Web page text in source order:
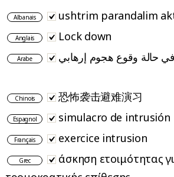
Albanais ushtrim parandalim
Anglais Lock down
Arabe في حالة وقوع هجوم إرهابي
Chinois 恐怖袭击避难演习
Espagnol simulacro de intrusión
Français exercice intrusion
Grec
άσκηση ετοιμότητας